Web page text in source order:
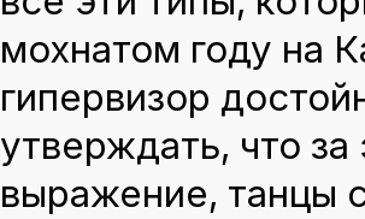
мохнатом году на
гипервизор
утверждать, что
выражение, танцы